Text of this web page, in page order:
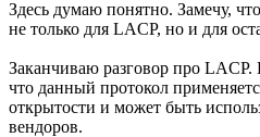
Здесь думаю понятно. Замечу,
не только для LACP, но и для
Заканчиваю разговор про LACP.
что данный протокол
открытости и может быть
вендоров.